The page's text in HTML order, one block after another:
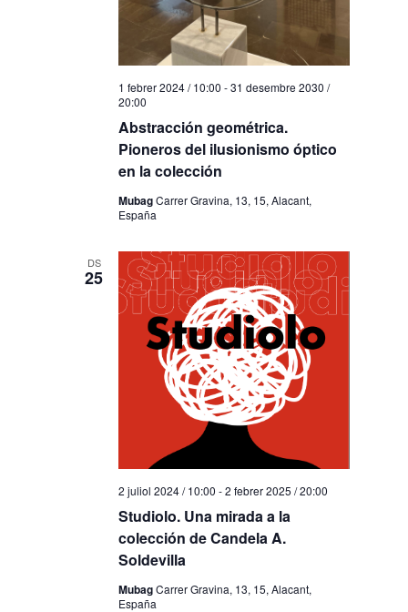
Abstracción geométrica.
Pioneros del ilusionismo óptico
en la colección
1 febrer 2024 / 10:00 -31 desembre 2030 /
20:00
MubagCarrer Gravina, 13, 15, Alacant,
España
DS
25
Studiolo. Una mirada a la
colección de Candela A.
Soldevilla
2 juliol 2024 / 10:00 -2 febrer 2025 / 20:00
MubagCarrer Gravina, 13, 15, Alacant,
España